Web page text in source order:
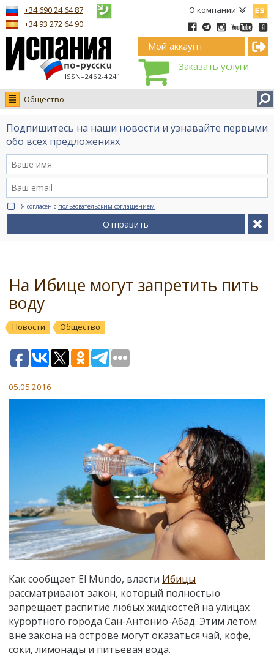
О компании
ISSN–2462-4241
+34 690 24 64 87
+34 93 272 64 90
Мой аккаунт
Заказать услуги
Общество
Новости
Интервью
Видео Ruso.TV
BCN life
Сервис на немецком
Подпишитесь на наши новости и узнавайте первыми
обо всех предложениях
Я согласен с пользовательским соглашением
Отправить
На Ибице могут запретить пить
воду
Новости Общество
05.05.2016
Как сообщает El Mundo, власти Ибицы
рассматривают закон, который полностью
запрещает распитие любых жидкостей на улицах
курортного города Сан-Антонио-Абад. Этим летом
вне закона на острове могут оказаться чай, кофе,
соки, лимонады и питьевая вода.